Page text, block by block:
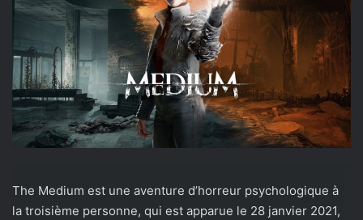
The Medium est une aventure d’horreur psychologique à
la troisième personne, qui est apparue le 28 janvier 2021,